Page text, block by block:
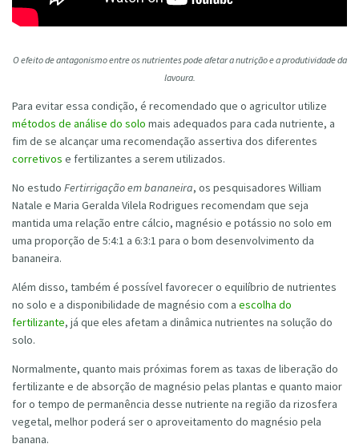
O efeito de antagonismo entre os nutrientes pode afetar a nutrição e a produtividade da
lavoura.
Para evitar essa condição, é recomendado que o agricultor utilize
métodos de análise do solo mais adequados para cada nutriente, a
fim de se alcançar uma recomendação assertiva dos diferentes
corretivos e fertilizantes a serem utilizados.
No estudo Fertirrigação em bananeira, os pesquisadores William
Natale e Maria Geralda Vilela Rodrigues recomendam que seja
mantida uma relação entre cálcio, magnésio e potássio no solo em
uma proporção de 5:4:1 a 6:3:1 para o bom desenvolvimento da
bananeira.
Além disso, também é possível favorecer o equilíbrio de nutrientes
no solo e a disponibilidade de magnésio com a escolha do
fertilizante, já que eles afetam a dinâmica nutrientes na solução do
solo.
Normalmente, quanto mais próximas forem as taxas de liberação do
fertilizante e de absorção de magnésio pelas plantas e quanto maior
for o tempo de permanência desse nutriente na região da rizosfera
vegetal, melhor poderá ser o aproveitamento do magnésio pela
banana.